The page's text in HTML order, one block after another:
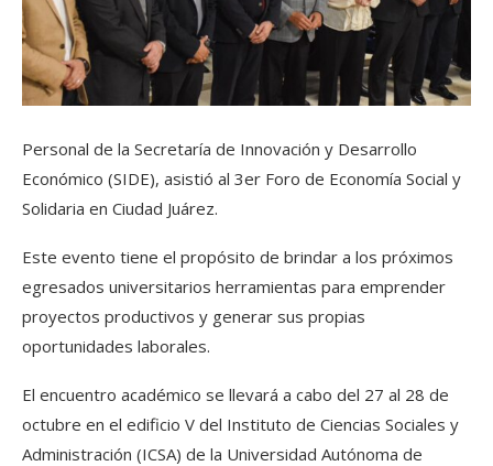
Personal de la Secretaría de Innovación y Desarrollo
Económico (SIDE), asistió al 3er Foro de Economía Social y
Solidaria en Ciudad Juárez.
Este evento tiene el propósito de brindar a los próximos
egresados universitarios herramientas para emprender
proyectos productivos y generar sus propias
oportunidades laborales.
El encuentro académico se llevará a cabo del 27 al 28 de
octubre en el edificio V del Instituto de Ciencias Sociales y
Administración (ICSA) de la Universidad Autónoma de